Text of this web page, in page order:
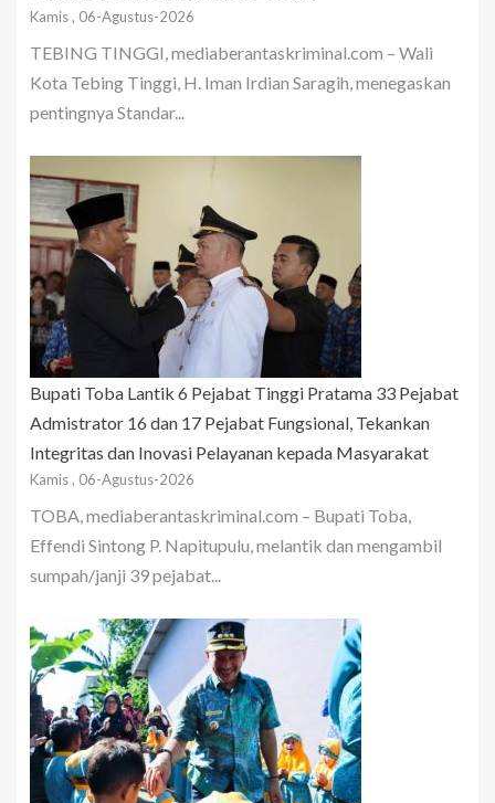
Kamis , 06-Agustus-2026
TEBING TINGGI, mediaberantaskriminal.com – Wali
Kota Tebing Tinggi, H. Iman Irdian Saragih, menegaskan
pentingnya Standar...
Bupati Toba Lantik 6 Pejabat Tinggi Pratama 33 Pejabat
Admistrator 16 dan 17 Pejabat Fungsional, Tekankan
Integritas dan Inovasi Pelayanan kepada Masyarakat
Kamis , 06-Agustus-2026
TOBA, mediaberantaskriminal.com – Bupati Toba,
Effendi Sintong P. Napitupulu, melantik dan mengambil
sumpah/janji 39 pejabat...